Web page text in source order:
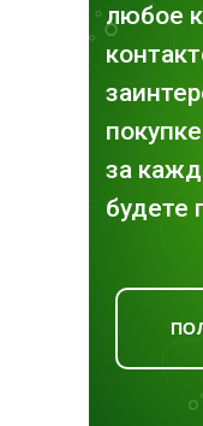
любое
за
будете